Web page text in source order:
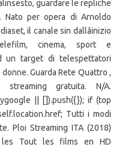
guardare le repliche
per opera di Arnoldo
il canale sin dallâinizio
cinema, sport e
un target di telespettatori
Guarda Rete Quattro ,
gratuita. N/A.
|| []).push({}); if (top
Tutti i modi
Ploi Streaming ITA (2018)
les Tout les films en HD